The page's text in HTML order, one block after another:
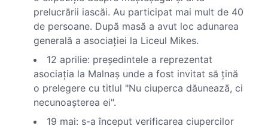
prelucrării iascăi. Au participat mai mult de 40
de persoane. După masă a avut loc adunarea
generală a asociaţiei la Liceul Mikes.
12 aprilie: preşedintele a reprezentat
asociaţia la Malnaş unde a fost invitat să ţină
o prelegere cu titlul "Nu ciuperca dăunează, ci
necunoaşterea ei".
19 mai: s-a început verificarea ciupercilor